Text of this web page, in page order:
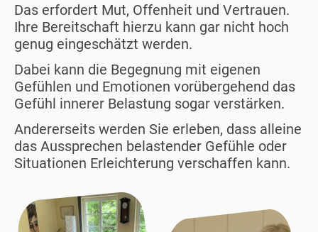
Das erfordert Mut, Offenheit und Vertrauen.
Ihre Bereitschaft hierzu kann gar nicht hoch
genug eingeschätzt werden.
Dabei kann die Begegnung mit eigenen
Gefühlen und Emotionen vorübergehend das
Gefühl innerer Belastung sogar verstärken.
Andererseits werden Sie erleben, dass alleine
das Aussprechen belastender Gefühle oder
Situationen Erleichterung verschaffen kann.